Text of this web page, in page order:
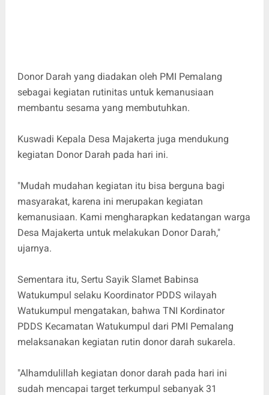
Donor Darah yang diadakan oleh PMI Pemalang
sebagai kegiatan rutinitas untuk kemanusiaan
membantu sesama yang membutuhkan.
Kuswadi Kepala Desa Majakerta juga mendukung
kegiatan Donor Darah pada hari ini.
"Mudah mudahan kegiatan itu bisa berguna bagi
masyarakat, karena ini merupakan kegiatan
kemanusiaan. Kami mengharapkan kedatangan warga
Desa Majakerta untuk melakukan Donor Darah,"
ujarnya.
Sementara itu, Sertu Sayik Slamet Babinsa
Watukumpul selaku Koordinator PDDS wilayah
Watukumpul mengatakan, bahwa TNI Kordinator
PDDS Kecamatan Watukumpul dari PMI Pemalang
melaksanakan kegiatan rutin donor darah sukarela.
"Alhamdulillah kegiatan donor darah pada hari ini
sudah mencapai target terkumpul sebanyak 31